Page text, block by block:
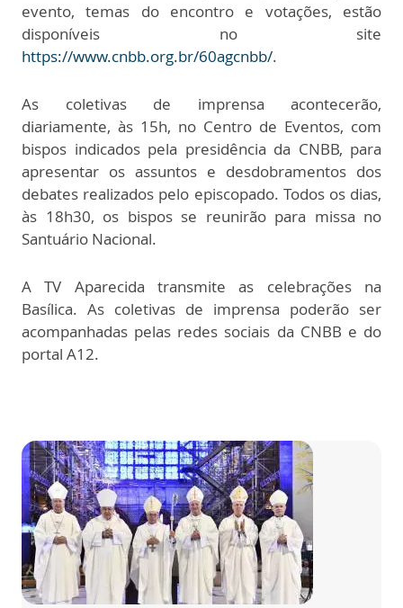
evento, temas do encontro e votações, estão
disponíveis no site
https://www.cnbb.org.br/60agcnbb/.
As coletivas de imprensa acontecerão,
diariamente, às 15h, no Centro de Eventos, com
bispos indicados pela presidência da CNBB, para
apresentar os assuntos e desdobramentos dos
debates realizados pelo episcopado. Todos os dias,
às 18h30, os bispos se reunirão para missa no
Santuário Nacional.
A TV Aparecida transmite as celebrações na
Basílica. As coletivas de imprensa poderão ser
acompanhadas pelas redes sociais da CNBB e do
portal A12.